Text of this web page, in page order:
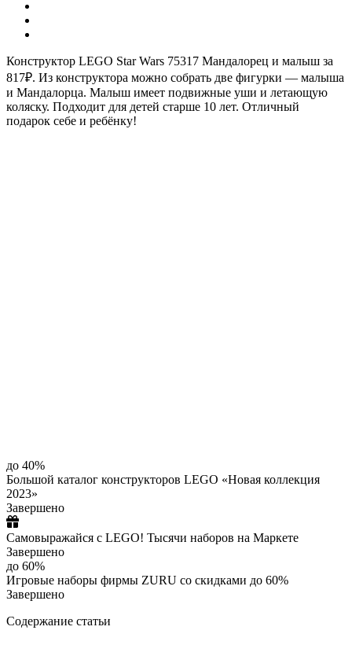
Конструктор LEGO Star Wars 75317 Мандалорец и малыш за
817₽. Из конструктора можно собрать две фигурки — малыша
и Мандалорца. Малыш имеет подвижные уши и летающую
коляску. Подходит для детей старше 10 лет. Отличный
подарок себе и ребёнку!
до 40%
Большой каталог конструкторов LEGO «Новая коллекция
2023»
Завершено
Самовыражайся с LEGO! Тысячи наборов на Маркете
Завершено
до 60%
Игровые наборы фирмы ZURU со скидками до 60%
Завершено
Содержание статьи